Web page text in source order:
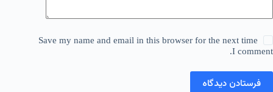
Save my name and email in this browser for the next time
I comment.
فرستادن دیدگاه